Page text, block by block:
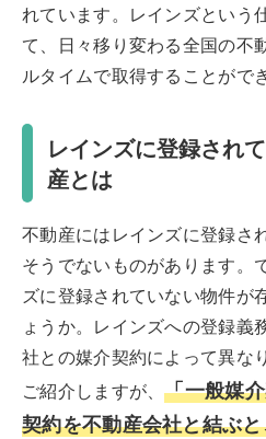
れています。レインズという
て、日々移り変わる全国の不
ルタイムで取得することがで
レインズに登録され
産とは
不動産にはレインズに登録さ
そうでないものがあります。
ズに登録されていない物件が
ょうか。レインズへの登録義
社との媒介契約によって異な
ご紹介しますが、「一般媒
契約を不動産会社と結ぶ